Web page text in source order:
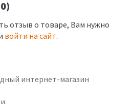
отзыв о товаре, Вам нужно
войти на сайт.
интернет-магазин